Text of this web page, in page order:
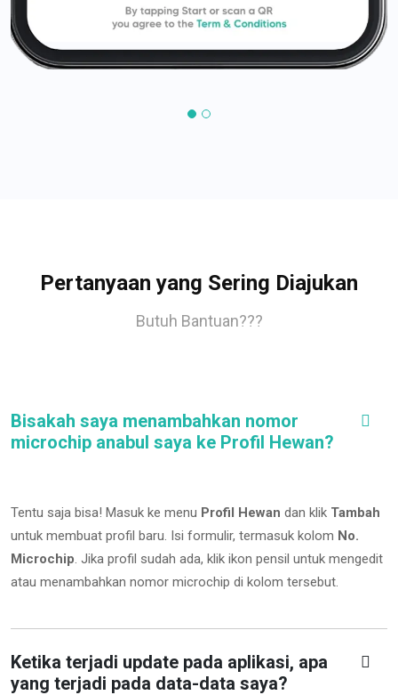
Pertanyaan yang Sering Diajukan
Butuh Bantuan???
Bisakah saya menambahkan nomor
microchip anabul saya ke Profil Hewan?
Tentu saja bisa! Masuk ke menu Profil Hewan dan klik Tambah
untuk membuat profil baru. Isi formulir, termasuk kolom No.
Microchip. Jika profil sudah ada, klik ikon pensil untuk mengedit
atau menambahkan nomor microchip di kolom tersebut.
Ketika terjadi update pada aplikasi, apa
yang terjadi pada data-data saya?